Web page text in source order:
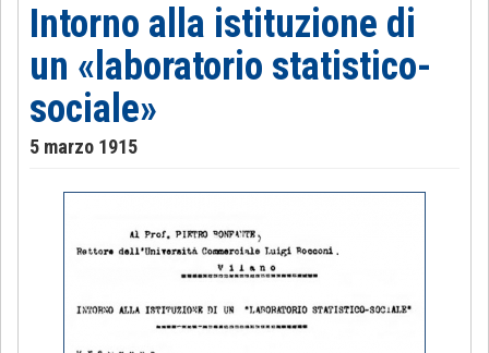
Intorno alla istituzione di
un «laboratorio statistico-
sociale»
5 marzo 1915